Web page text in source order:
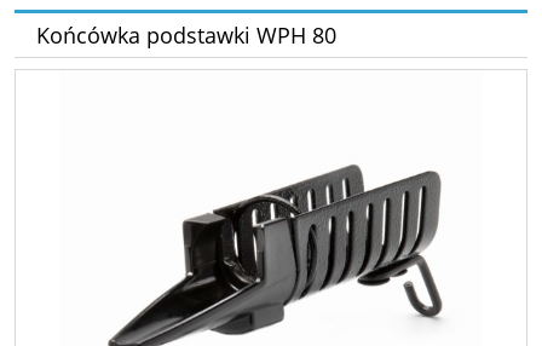
Końcówka podstawki WPH 80